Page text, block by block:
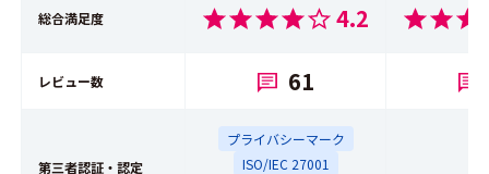
総合満足度 4.2
レビュー数 61
第三者認証・認定
プライバシーマーク
ISO/IEC 27001